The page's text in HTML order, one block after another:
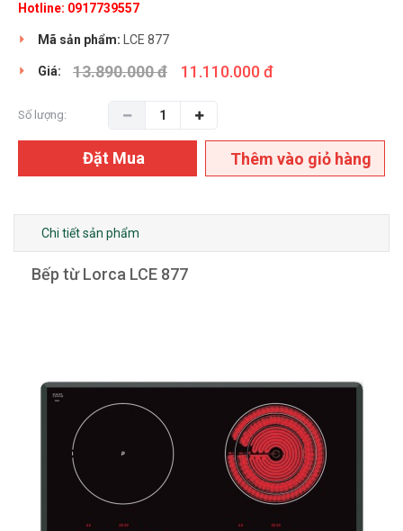
Hotline: 0917739557
Mã sản phẩm: LCE 877
Giá: 13.890.000 đ 11.110.000 đ
Số lượng:
Đặt Mua Thêm vào giỏ hàng
Chi tiết sản phẩm
Bếp từ Lorca LCE 877